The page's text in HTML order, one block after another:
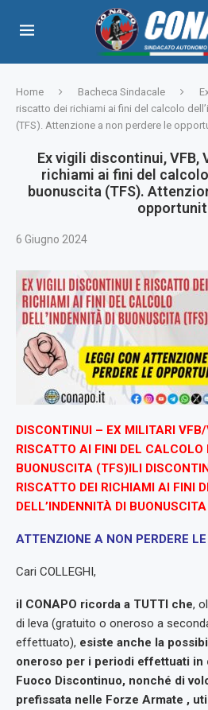
Home Bacheca Sindacale
riscatto dei richiami ai fini del calcolo
(TFS). Attenzione a non perdere le
Ex vigili discontinui, VFB,
richiami ai fini del
buonuscita (TFS).
6 Giugno 2024
DISCONTINUI – EX MILITARI
RISCATTO AI FINI DEL CALCOLO
BUONUSCITA (TFS)ILI
RISCATTO DEI RICHIAMI AI FINI
DELL’INDENNITÀ DI
ATTENZIONE A NON PERDERE
Cari COLLEGHI,
il CONAPO ricorda a TUTTI che,
di leva (gratuito o oneroso a
effettuato), esiste anche la
oneroso per i periodi effettuati in
Fuoco Discontinuo, nonché di
prefissata nelle Forze Armate ,